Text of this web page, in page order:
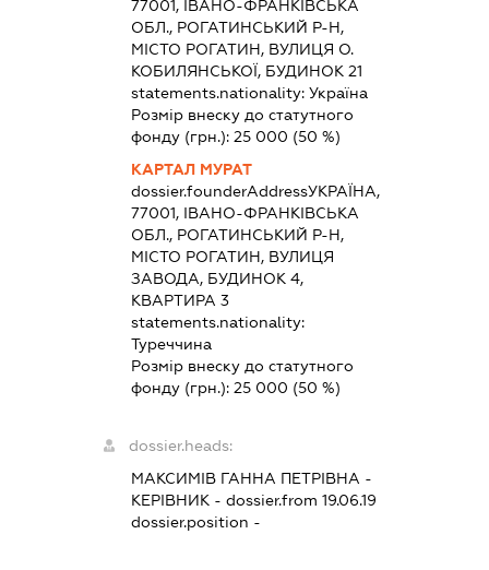
77001, ІВАНО-ФРАНКІВСЬКА
ОБЛ., РОГАТИНСЬКИЙ Р-Н,
МІСТО РОГАТИН, ВУЛИЦЯ О.
КОБИЛЯНСЬКОЇ, БУДИНОК 21
statements.nationality: Україна
Розмір внеску до статутного
фонду (грн.): 25 000 (50 %)
КАРТАЛ МУРАТ
dossier.founderAddressУКРАЇНА,
77001, ІВАНО-ФРАНКІВСЬКА
ОБЛ., РОГАТИНСЬКИЙ Р-Н,
МІСТО РОГАТИН, ВУЛИЦЯ
ЗАВОДА, БУДИНОК 4,
КВАРТИРА 3
statements.nationality:
Туреччина
Розмір внеску до статутного
фонду (грн.): 25 000 (50 %)
dossier.heads:
МАКСИМІВ ГАННА ПЕТРІВНА -
КЕРІВНИК- dossier.from 19.06.19
dossier.position -